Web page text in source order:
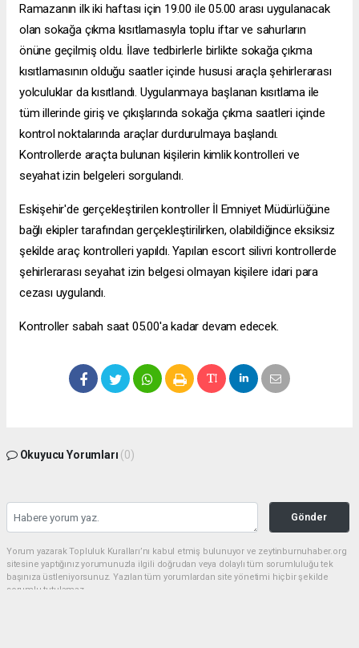
Ramazanın ilk iki haftası için 19.00 ile 05.00 arası uygulanacak
olan sokağa çıkma kısıtlamasıyla toplu iftar ve sahurların
önüne geçilmiş oldu. İlave tedbirlerle birlikte sokağa çıkma
kısıtlamasının olduğu saatler içinde hususi araçla şehirlerarası
yolculuklar da kısıtlandı. Uygulanmaya başlanan kısıtlama ile
tüm illerinde giriş ve çıkışlarında sokağa çıkma saatleri içinde
kontrol noktalarında araçlar durdurulmaya başlandı.
Kontrollerde araçta bulunan kişilerin kimlik kontrolleri ve
seyahat izin belgeleri sorgulandı.
Eskişehir'de gerçekleştirilen kontroller İl Emniyet Müdürlüğüne
bağlı ekipler tarafından gerçekleştirilirken, olabildiğince eksiksiz
şekilde araç kontrolleri yapıldı. Yapılan escort silivri kontrollerde
şehirlerarası seyahat izin belgesi olmayan kişilere idari para
cezası uygulandı.
Kontroller sabah saat 05.00'a kadar devam edecek.
Okuyucu Yorumları (0)
Gönder
Yorum yazarak Topluluk Kuralları’nı kabul etmiş bulunuyor ve zeytinburnuhaber.org
sitesine yaptığınız yorumunuzla ilgili doğrudan veya dolaylı tüm sorumluluğu tek
başınıza üstleniyorsunuz. Yazılan tüm yorumlardan site yönetimi hiçbir şekilde
sorumlu tutulamaz.